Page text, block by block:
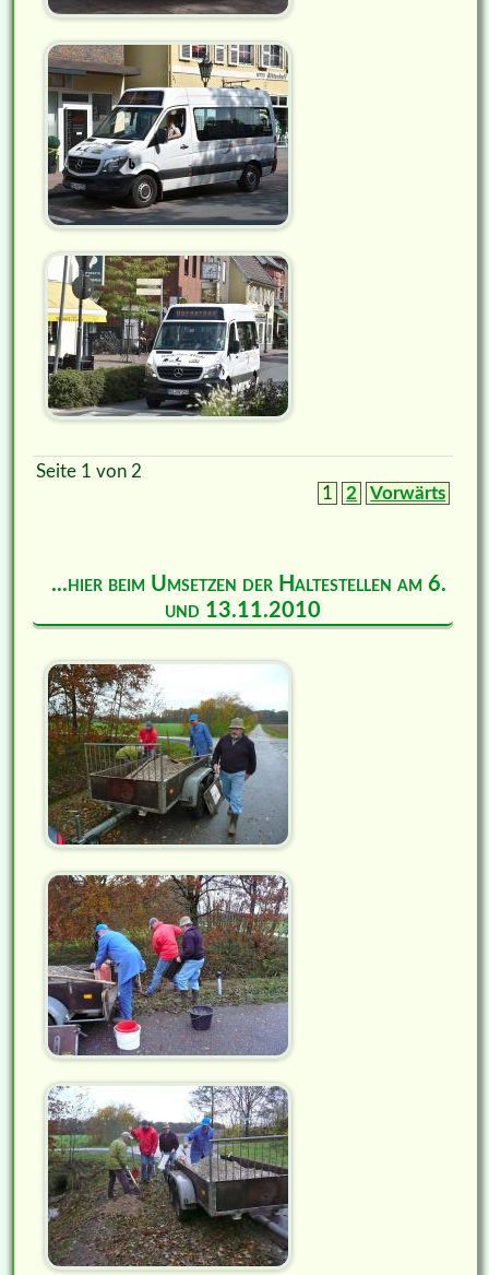
Seite 1 von 2
1
2 Vorwärts
...hier beim Umsetzen der Haltestellen am 6.
und 13.11.2010